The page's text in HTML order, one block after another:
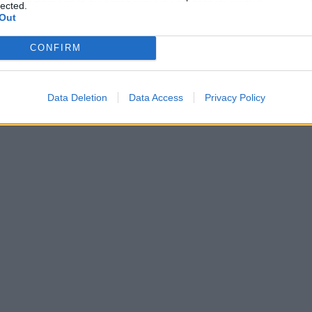
CONFIRM
Data Deletion Data Access Privacy Policy